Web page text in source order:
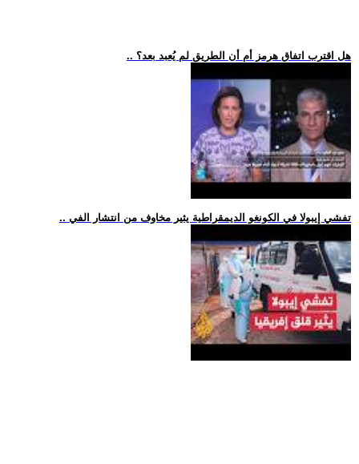
.. هل اقترب اتفاق هرمز أم أن الطريق لم يُعبد بعد؟
.. تفشي إيبولا في الكونغو الديمقراطية يثير مخاوف من انتشار الفي